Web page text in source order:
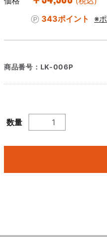
343ポイント
※
商品番号： LK-006P
数量